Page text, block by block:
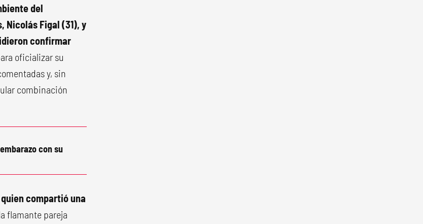
del
Nicolás Figal (31), y
confirmar
oficializar su
y, sin
combinación
con su
compartió una
flamante pareja